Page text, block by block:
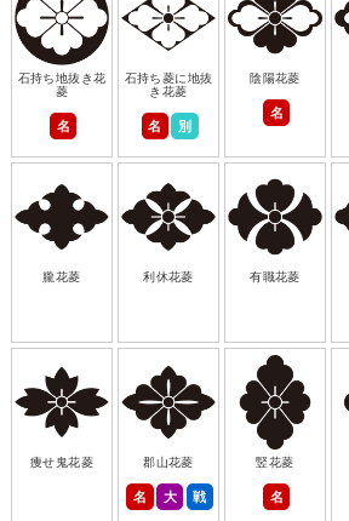
石持ち地抜き花
菱
名
石持ち菱に地抜
き花菱
名 別
陰陽花菱
名
朧花菱 利休花菱 有職花菱
痩せ鬼花菱 郡山花菱
名 大 戦
竪花菱
名